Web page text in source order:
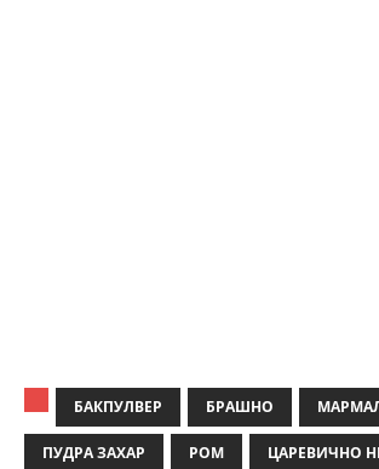
БАКПУЛВЕР БРАШНО
ПУДРА ЗАХАР РОМ ЦАРЕВИЧНО